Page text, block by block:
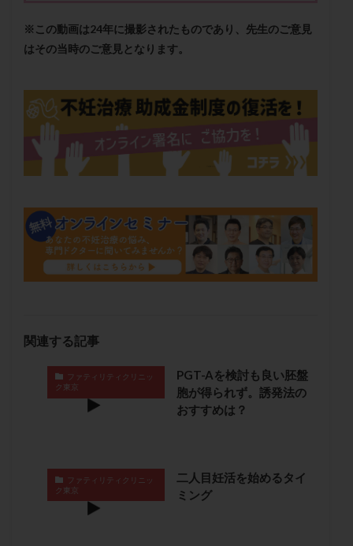
※この動画は24年に撮影されたものであり、先生のご意見
はその当時のご意見となります。
関連する記事
ファティリティクリニッ
ク東京
PGT-Aを検討も良い胚盤
胞が得られず。誘発法の
おすすめは？
ファティリティクリニッ
ク東京
二人目妊活を始めるタイ
ミング
卵子の老化
卵子の質 卵子凍結
卵子提供
卵巣
卵巣の吊り上げ 卵巣刺激
卵巣嚢腫
卵巣年齢 卵巣機能
卵巣機能不全
卵巣機能低下
卵巣過剰刺激症候群
卵管
卵管留血症
卵管通水 卵管造影
卵管造影検査
卵管閉塞
卵胞 卵質 原因不明
双子
反復流産
反復着床不全 受精
受精卵
受精卵凍結
受精率 受精障害 喫煙
培養
多精子授精
妊娠リスク
妊娠初期 妊娠判定
妊娠検査薬
妊娠継続率
妊活
妊活デビュー
妊活再開
子宮内細菌叢検査
子宮内膜
子宮内膜受容能検査
子宮内膜炎
子宮内膜異型増殖症